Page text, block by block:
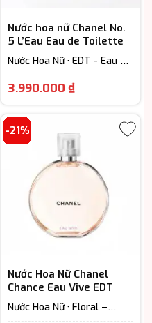
Nước hoa nữ Chanel No.
5 L’Eau Eau de Toilette
Nước Hoa Nữ · EDT - Eau De
6h) · Floral – Hương hoa cỏ
3.990.000 ₫Giá
là:
3.990.000
-21%
Nước Hoa Nữ Chanel
Chance Eau Vive EDT
Nước Hoa Nữ · Floral –